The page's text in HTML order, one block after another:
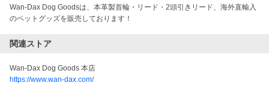
Wan-Dax Dog Goodsは、本革製首輪・リード・2頭引きリード、海外直輸入
のペットグッズを販売しております！
関連ストア
Wan-Dax Dog Goods 本店
https://www.wan-dax.com/